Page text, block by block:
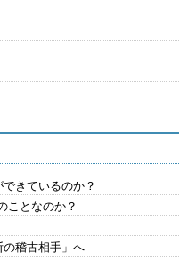
きているのか？
ことなのか？
稽古相手」へ